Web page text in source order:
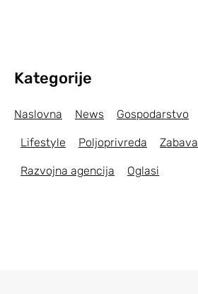
Kategorije
Naslovna News Gospodarstvo
Lifestyle Poljoprivreda Zabava
Razvojna agencija Oglasi